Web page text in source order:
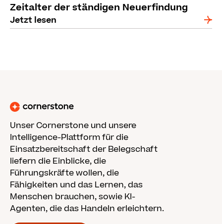
Zeitalter der ständigen Neuerfindung
Jetzt lesen
Unser Cornerstone und unsere
Intelligence-Plattform für die
Einsatzbereitschaft der Belegschaft
liefern die Einblicke, die
Führungskräfte wollen, die
Fähigkeiten und das Lernen, das
Menschen brauchen, sowie KI-
Agenten, die das Handeln erleichtern.